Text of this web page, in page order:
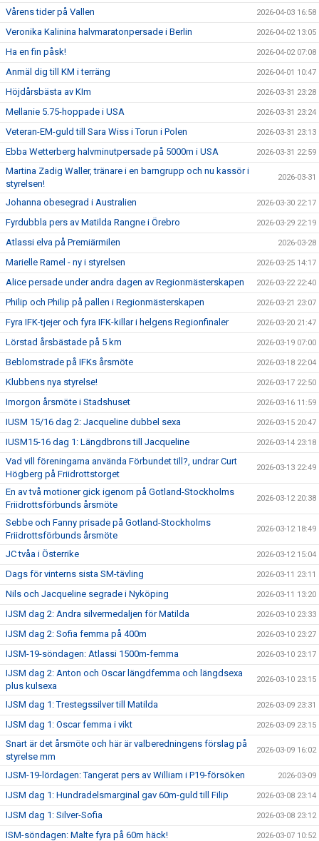
Vårens tider på Vallen 2026-04-03 16:58
Veronika Kalinina halvmaratonpersade i Berlin 2026-04-02 13:05
Ha en fin påsk! 2026-04-02 07:08
Anmäl dig till KM i terräng 2026-04-01 10:47
Höjdårsbästa av KIm 2026-03-31 23:28
Mellanie 5.75-hoppade i USA 2026-03-31 23:24
Veteran-EM-guld till Sara Wiss i Torun i Polen 2026-03-31 23:13
Ebba Wetterberg halvminutpersade på 5000m i USA 2026-03-31 22:59
Martina Zadig Waller, tränare i en barngrupp och nu kassör i
styrelsen!
2026-03-31
Johanna obesegrad i Australien 2026-03-30 22:17
Fyrdubbla pers av Matilda Rangne i Örebro 2026-03-29 22:19
Atlassi elva på Premiärmilen 2026-03-28
Marielle Ramel - ny i styrelsen 2026-03-25 14:17
Alice persade under andra dagen av Regionmästerskapen 2026-03-22 22:40
Philip och Philip på pallen i Regionmästerskapen 2026-03-21 23:07
Fyra IFK-tjejer och fyra IFK-killar i helgens Regionfinaler 2026-03-20 21:47
Lörstad årsbästade på 5 km 2026-03-19 07:00
Beblomstrade på IFKs årsmöte 2026-03-18 22:04
Klubbens nya styrelse! 2026-03-17 22:50
Imorgon årsmöte i Stadshuset 2026-03-16 11:59
IUSM 15/16 dag 2: Jacqueline dubbel sexa 2026-03-15 20:47
IUSM15-16 dag 1: Längdbrons till Jacqueline 2026-03-14 23:18
Vad vill föreningarna använda Förbundet till?, undrar Curt
Högberg på Friidrottstorget
2026-03-13 22:49
En av två motioner gick igenom på Gotland-Stockholms
Friidrottsförbunds årsmöte
2026-03-12 20:38
Sebbe och Fanny prisade på Gotland-Stockholms
Friidrottsförbunds årsmöte
2026-03-12 18:49
JC tvåa i Österrike 2026-03-12 15:04
Dags för vinterns sista SM-tävling 2026-03-11 23:11
Nils och Jacqueline segrade i Nyköping 2026-03-11 13:20
IJSM dag 2: Andra silvermedaljen för Matilda 2026-03-10 23:33
IJSM dag 2: Sofia femma på 400m 2026-03-10 23:27
IJSM-19-söndagen: Atlassi 1500m-femma 2026-03-10 23:17
IJSM dag 2: Anton och Oscar längdfemma och längdsexa
plus kulsexa
2026-03-10 23:15
IJSM dag 1: Trestegssilver till Matilda 2026-03-09 23:31
IJSM dag 1: Oscar femma i vikt 2026-03-09 23:15
Snart är det årsmöte och här är valberedningens förslag på
styrelse mm
2026-03-09 16:02
IJSM-19-lördagen: Tangerat pers av William i P19-försöken 2026-03-09
IJSM dag 1: Hundradelsmarginal gav 60m-guld till Filip 2026-03-08 23:14
IJSM dag 1: Silver-Sofia 2026-03-08 23:12
ISM-söndagen: Malte fyra på 60m häck! 2026-03-07 10:52